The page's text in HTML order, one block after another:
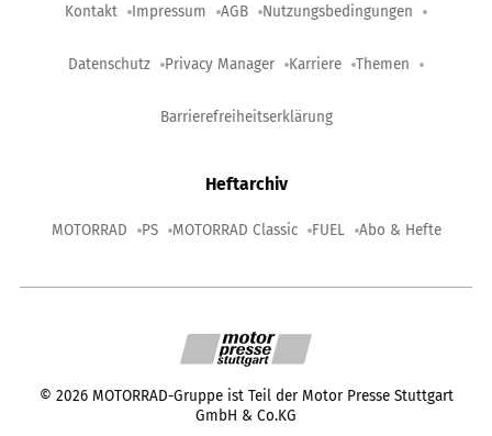
Kontakt Impressum AGB Nutzungsbedingungen
Datenschutz Privacy Manager Karriere Themen
Barrierefreiheitserklärung
Heftarchiv
MOTORRAD PS MOTORRAD Classic FUEL Abo & Hefte
© 2026 MOTORRAD-Gruppe ist Teil der Motor Presse Stuttgart
GmbH & Co.KG